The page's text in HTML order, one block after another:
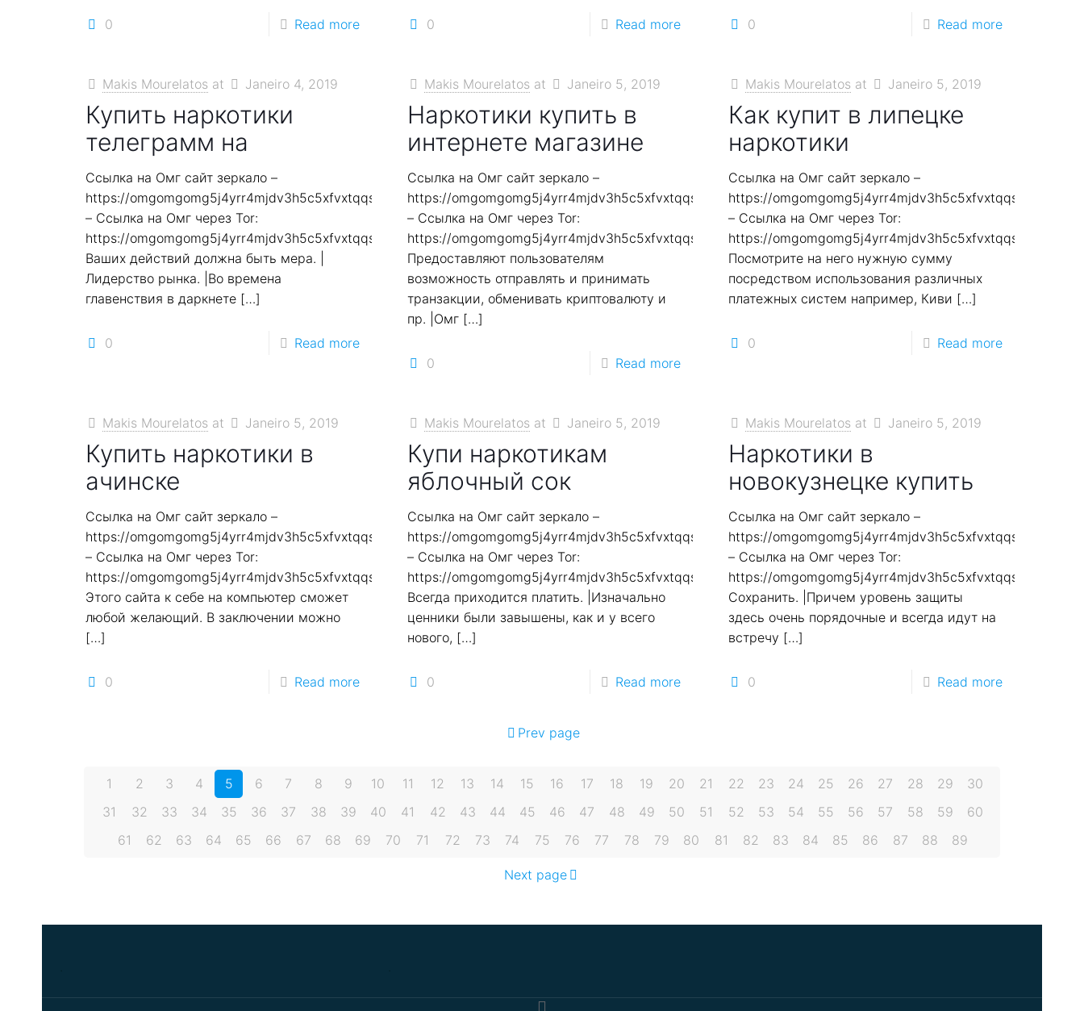
0 Read more 0 Read more 0 Read more
Makis Mourelatos at Janeiro 4, 2019
Купить наркотики
телеграмм на
Ссылка на Омг сайт зеркало –
https://omgomgomg5j4yrr4mjdv3h5c5xfvxtqqs2in7smi65mjps7wvkmqmtqd.biz
– Ссылка на Омг через Tor:
https://omgomgomg5j4yrr4mjdv3h5c5xfvxtqqs2in7smi65mjps7wvkmqmtqd.biz
Ваших действий должна быть мера. |
Лидерство рынка. |Во времена
главенствия в даркнете[…]
0 Read more
Makis Mourelatos at Janeiro 5, 2019
Наркотики купить в
интернете магазине
Ссылка на Омг сайт зеркало –
https://omgomgomg5j4yrr4mjdv3h5c5xfvxtqqs2in7smi65mjps7wvkmqmtqd.biz
– Ссылка на Омг через Tor:
https://omgomgomg5j4yrr4mjdv3h5c5xfvxtqqs2in7smi65mjps7wvkmqmtqd.biz
Предоставляют пользователям
возможность отправлять и принимать
транзакции, обменивать криптовалюту и
пр. |Омг[…]
0 Read more
Makis Mourelatos at Janeiro 5, 2019
Как купит в липецке
наркотики
Ссылка на Омг сайт зеркало –
https://
– Ссылка на Омг через Tor:
https://
Посмотрите на него нужную сумму
посредством использования различных
платежных систем например, Киви […]
0 Read more
Makis Mourelatos at Janeiro 5, 2019
Купить наркотики в
ачинске
Ссылка на Омг сайт зеркало –
https://omgomgomg5j4yrr4mjdv3h5c5xfvxtqqs2in7smi65mjps7wvkmqmtqd.biz
– Ссылка на Омг через Tor:
https://omgomgomg5j4yrr4mjdv3h5c5xfvxtqqs2in7smi65mjps7wvkmqmtqd.biz
Этого сайта к себе на компьютер сможет
любой желающий. В заключении можно
[…]
0 Read more
Makis Mourelatos at Janeiro 5, 2019
Купи наркотикам
яблочный сок
Ссылка на Омг сайт зеркало –
https://omgomgomg5j4yrr4mjdv3h5c5xfvxtqqs2in7smi65mjps7wvkmqmtqd.biz
– Ссылка на Омг через Tor:
https://omgomgomg5j4yrr4mjdv3h5c5xfvxtqqs2in7smi65mjps7wvkmqmtqd.biz
Всегда приходится платить. |Изначально
ценники были завышены, как и у всего
нового, […]
0 Read more
Makis Mourelatos at Janeiro 5, 2019
Наркотики в
новокузнецке купить
Ссылка на Омг сайт зеркало –
https://
– Ссылка на Омг через Tor:
https://
Сохранить. |Причем уровень защиты
здесь очень порядочные и всегда идут на
встречу […]
0 Read more
Prev page
1 2 3 4 5 6 7 8 9 10 11 12 13 14 15 16 17 18 19 20 21 22 23 24 25 26 27 28 29
30
31
32 33 34 35 36 37 38 39 40 41 42 43 44 45 46 47 48 49 50 51 52 53 54 55 56 57 58 59
60
61
62 63 64 65 66 67 68 69 70 71 72 73 74 75 76 77 78 79 80 81 82 83 84 85 86 87 88 89
Next page